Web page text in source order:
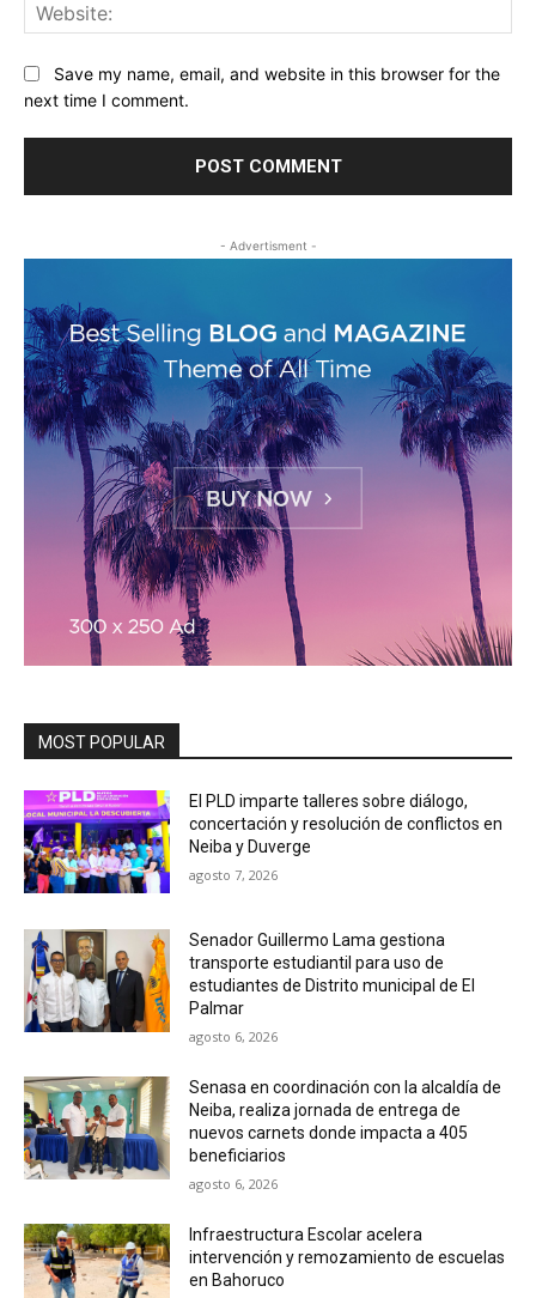
Save my name, email, and website in this browser for the
next time I comment.
- Advertisment -
MOST POPULAR
El PLD imparte talleres sobre diálogo,
concertación y resolución de conflictos en
Neiba y Duverge
agosto 7, 2026
Senador Guillermo Lama gestiona
transporte estudiantil para uso de
estudiantes de Distrito municipal de El
Palmar
agosto 6, 2026
Senasa en coordinación con la alcaldía de
Neiba, realiza jornada de entrega de
nuevos carnets donde impacta a 405
beneficiarios
agosto 6, 2026
Infraestructura Escolar acelera
intervención y remozamiento de escuelas
en Bahoruco